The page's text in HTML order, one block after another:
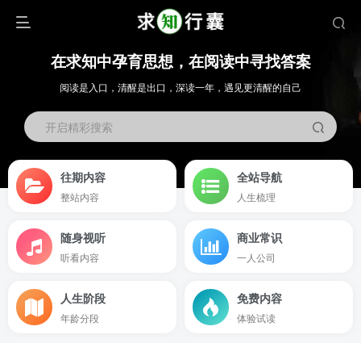
在求知中孕育思想，在阅读中寻找答案
阅读是入口，清醒是出口，深读一年，遇见更清醒的自己
开启精彩搜索
往期内容
整站内容
全站导航
人生梳理
随身视听
听看内容
商业常识
一人公司
人生阶段
年龄分段
免费内容
体验试读